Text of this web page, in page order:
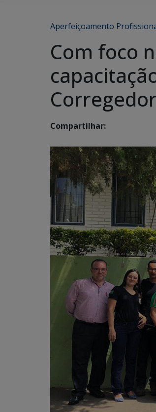
Aperfeiçoamento
Com foco
Compartilhar: